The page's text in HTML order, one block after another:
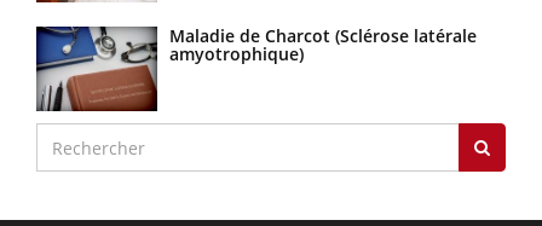
Maladie de Charcot (Sclérose latérale
amyotrophique)